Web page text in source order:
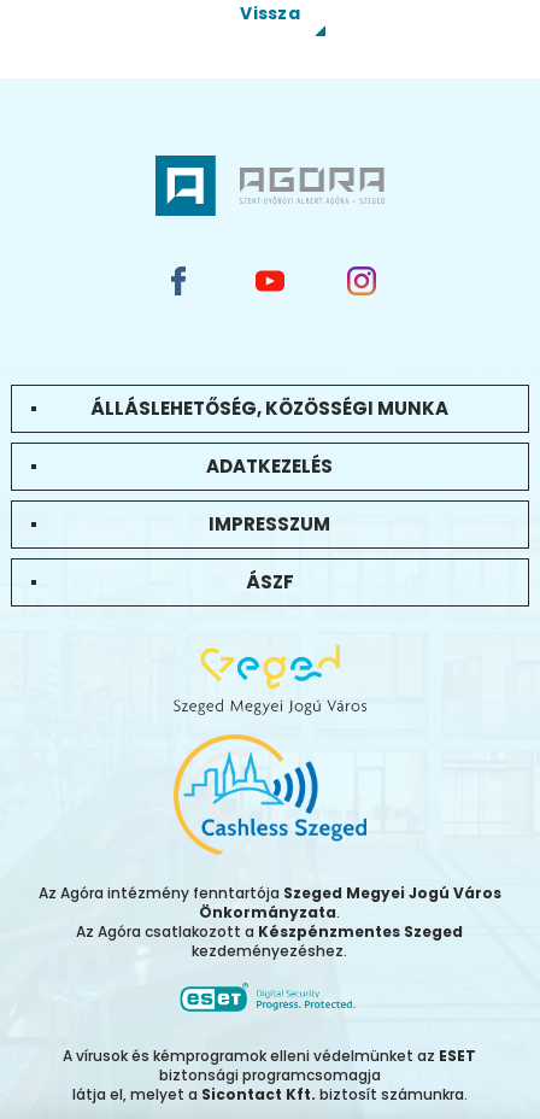
Vissza
ÁLLÁSLEHETŐSÉG, KÖZÖSSÉGI MUNKA
ADATKEZELÉS
IMPRESSZUM
ÁSZF
Az Agóra intézmény fenntartója Szeged Megyei Jogú Város
Önkormányzata.
Az Agóra csatlakozott a Készpénzmentes Szeged
kezdeményezéshez.
A vírusok és kémprogramok elleni védelmünket az ESET
biztonsági programcsomagja
látja el, melyet a Sicontact Kft. biztosít számunkra.